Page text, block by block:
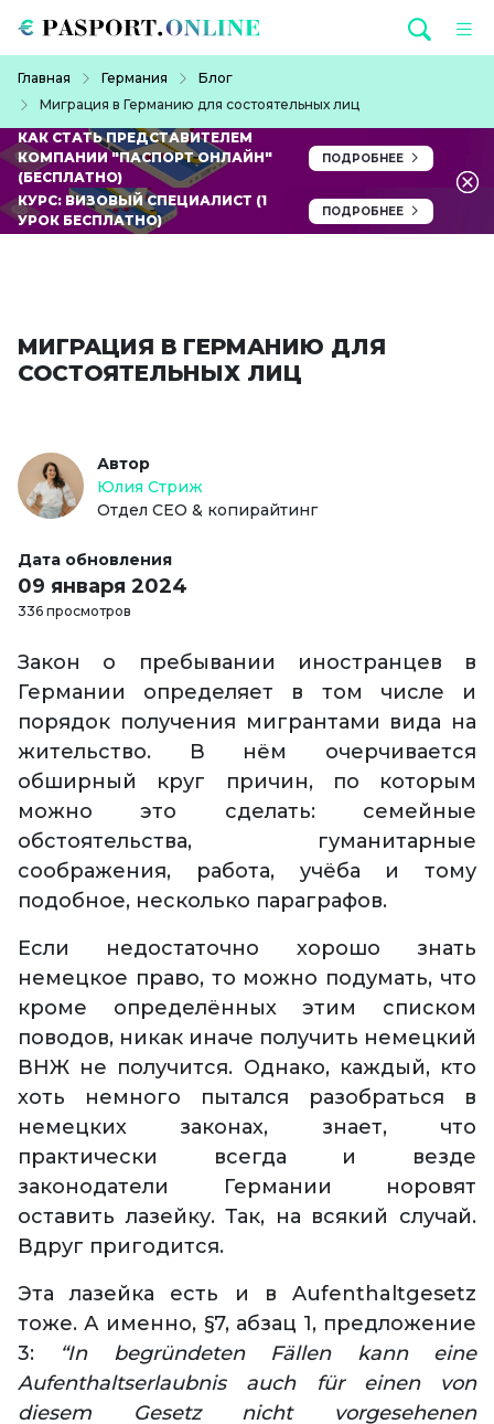
Главная Германия
Блог
Миграция в Германию для состоятельных лиц
КАК СТАТЬ ПРЕДСТАВИТЕЛЕМ
КОМПАНИИ "ПАСПОРТ ОНЛАЙН"
(БЕСПЛАТНО)
ПОДРОБНЕЕ
КУРС: ВИЗОВЫЙ СПЕЦИАЛИСТ (1
УРОК БЕСПЛАТНО)
ПОДРОБНЕЕ
МИГРАЦИЯ В ГЕРМАНИЮ ДЛЯ
СОСТОЯТЕЛЬНЫХ ЛИЦ
Автор
Юлия Стриж
Отдел СЕО & копирайтинг
Дата обновления
09 января 2024
336 просмотров
Закон о пребывании иностранцев в
Германии определяет в том числе и
порядок получения мигрантами вида на
жительство. В нём очерчивается
обширный круг причин, по которым
можно это сделать: семейные
обстоятельства, гуманитарные
соображения, работа, учёба и тому
подобное, несколько параграфов.
Если недостаточно хорошо знать
немецкое право, то можно подумать, что
кроме определённых этим списком
поводов, никак иначе получить немецкий
ВНЖ не получится. Однако, каждый, кто
хоть немного пытался разобраться в
немецких законах, знает, что
практически всегда и везде
законодатели Германии норовят
оставить лазейку. Так, на всякий случай.
Вдруг пригодится.
Эта лазейка есть и в Aufenthaltgesetz
тоже. А именно, §7, абзац 1, предложение
3:
“In begründeten Fällen kann eine
Aufenthaltserlaubnis auch für einen von
diesem Gesetz nicht vorgesehenen